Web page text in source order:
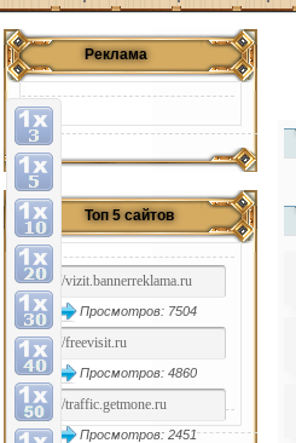
Реклама
Топ 5 сайтов
Просмотров: 7504
Просмотров: 4860
Просмотров: 2451